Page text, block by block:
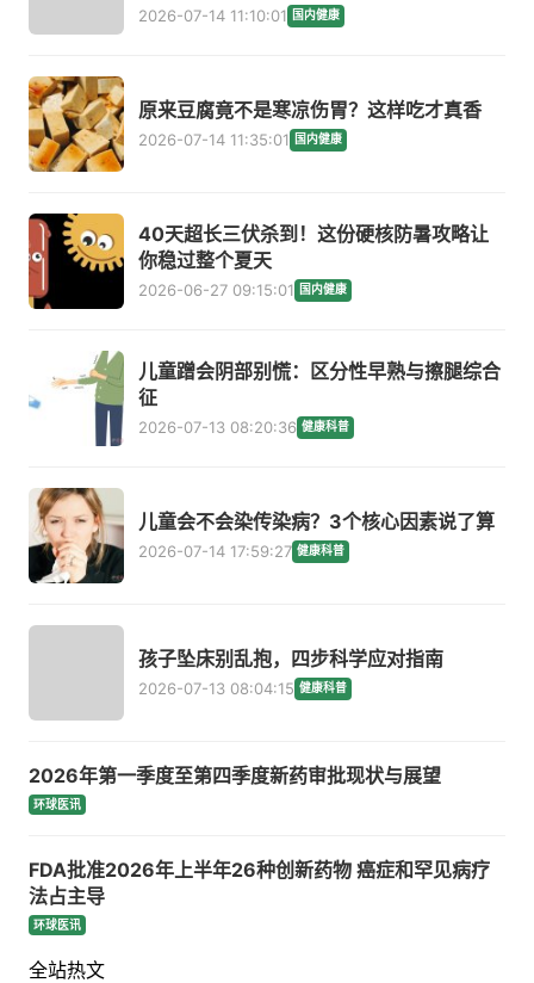
2026-07-14 11:10:01 国内健康
原来豆腐竟不是寒凉伤胃？这样吃才真香
2026-07-14 11:35:01 国内健康
40天超长三伏杀到！这份硬核防暑攻略让
你稳过整个夏天
2026-06-27 09:15:01 国内健康
儿童蹭会阴部别慌：区分性早熟与擦腿综合
征
2026-07-13 08:20:36 健康科普
儿童会不会染传染病？3个核心因素说了算
2026-07-14 17:59:27 健康科普
孩子坠床别乱抱，四步科学应对指南
2026-07-13 08:04:15 健康科普
2026年第一季度至第四季度新药审批现状与展望
环球医讯
FDA批准2026年上半年26种创新药物 癌症和罕见病疗
法占主导
环球医讯
全站热文